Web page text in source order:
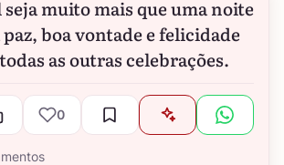
seja muito mais que uma noite
boa vontade e felicidade
as outras celebrações.
0